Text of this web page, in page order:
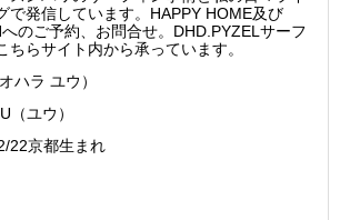
で発信しています。HAPPY HOME及び
のご予約、お問合せ。DHD.PYZELサーフ
ちらサイト内から承っています。
ハラ ユウ）
（ユウ）
22京都生まれ